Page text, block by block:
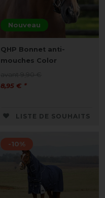
Nouveau
QHP Bonnet anti-
mouches Color
8,95 € *
LISTE DE SOUHAITS
-10%